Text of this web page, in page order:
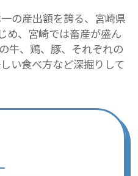
の産出額を誇る、宮崎県
め、宮崎では畜産が盛ん
牛、鶏、豚、それぞれの
い食べ方など深掘りして